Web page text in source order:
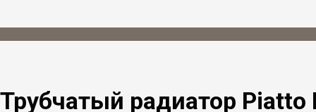
Трубчатый радиатор Piatto